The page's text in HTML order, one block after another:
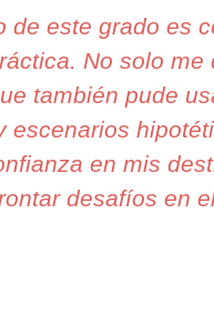
de este grado es
No solo me
también pude
escenarios
en mis
desafíos en